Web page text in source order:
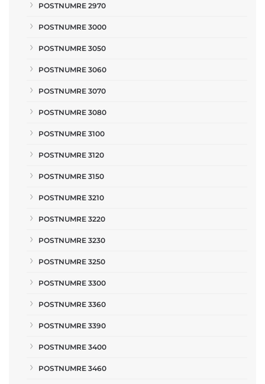
POSTNUMRE 2970
POSTNUMRE 3000
POSTNUMRE 3050
POSTNUMRE 3060
POSTNUMRE 3070
POSTNUMRE 3080
POSTNUMRE 3100
POSTNUMRE 3120
POSTNUMRE 3150
POSTNUMRE 3210
POSTNUMRE 3220
POSTNUMRE 3230
POSTNUMRE 3250
POSTNUMRE 3300
POSTNUMRE 3360
POSTNUMRE 3390
POSTNUMRE 3400
POSTNUMRE 3460